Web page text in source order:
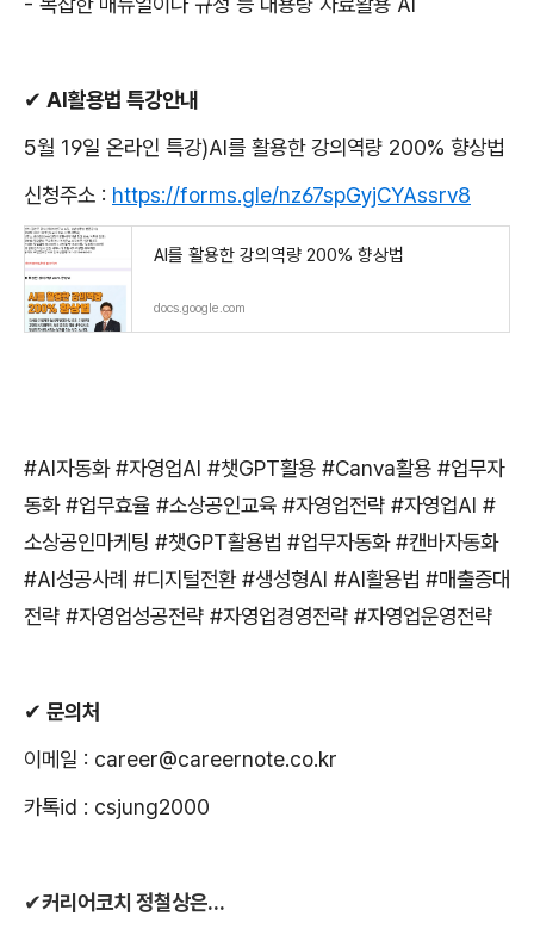
✔ AI활용법 특강안내
5월 19일 온라인 특강)AI를 활용한 강의역량 200% 향상법
신청주소 : https://forms.gle/nz67spGyjCYAssrv8
AI를 활용한 강의역량 200% 향상법
docs.google.com
#AI자동화#자영업AI #챗GPT활용 #Canva활용 #업무자
동화#업무효율 #소상공인교육 #자영업전략 #자영업AI #
소상공인마케팅 #챗GPT활용법 #업무자동화#캔바자동화
#AI성공사례 #디지털전환#생성형AI #AI활용법 #매출증대
전략 #자영업성공전략 #자영업경영전략 #자영업운영전략
✔ 문의처
이메일 : career@careernote.co.kr
카톡id : csjung2000
✔커리어코치 정철상은...